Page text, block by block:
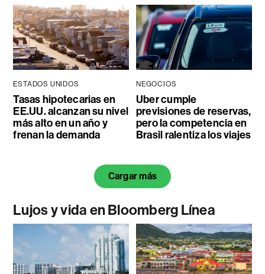
ESTADOS UNIDOS
Tasas hipotecarias en
EE.UU. alcanzan su nivel
más alto en un año y
frenan la demanda
NEGOCIOS
Uber cumple
previsiones de reservas,
pero la competencia en
Brasil ralentiza los viajes
Cargar más
Lujos y vida en Bloomberg Línea